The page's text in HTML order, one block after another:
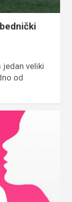
jedan veliki
od